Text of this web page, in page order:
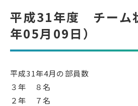
年間スケジュール
教科ガイド
校長室
保健室より
事務室より
平成31年度 チーム
年05月09日）
平成31年4月の部員数
３年 ８名
２年 ７名